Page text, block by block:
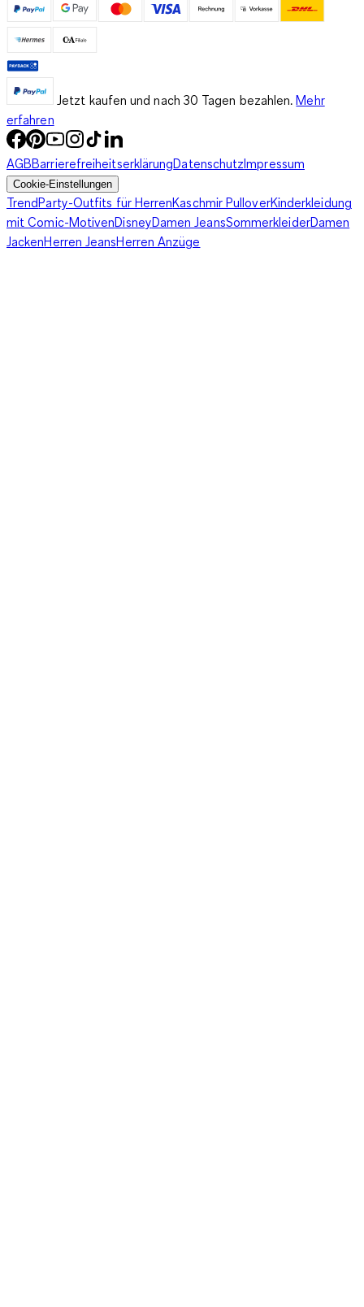
Jetzt kaufen und nach 30 Tagen bezahlen. Mehr
erfahren
AGBBarrierefreiheitserklärungDatenschutzImpressum
Cookie-Einstellungen
TrendParty-Outfits für HerrenKaschmir PulloverKinderkleidung
mit Comic-MotivenDisneyDamen JeansSommerkleiderDamen
JackenHerren JeansHerren Anzüge